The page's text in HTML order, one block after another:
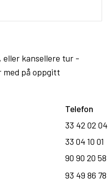
eller kansellere tur -
med på oppgitt
Telefon
33 42 02
33 04 10 01
90 90 20 58
93 49 86 78